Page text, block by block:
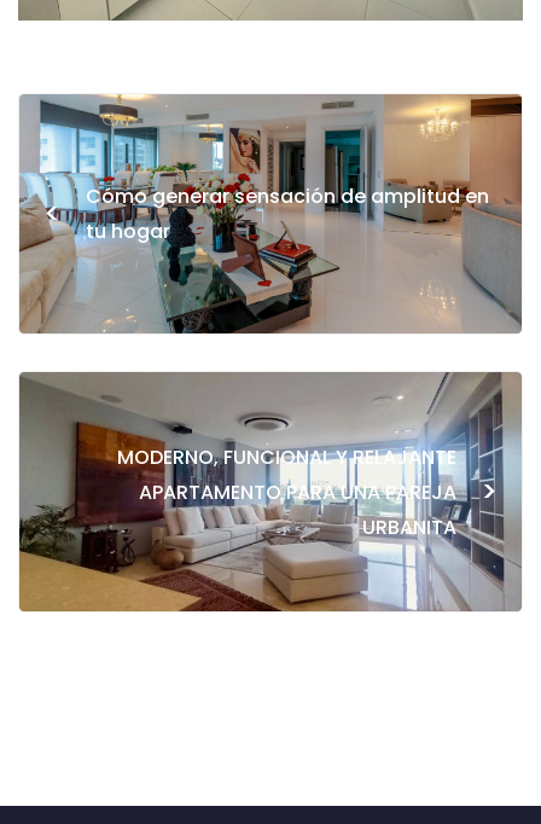
<
Cómo generar sensación de amplitud en
tu hogar
MODERNO, FUNCIONAL Y RELAJANTE
APARTAMENTO PARA UNA PAREJA
URBANITA
>